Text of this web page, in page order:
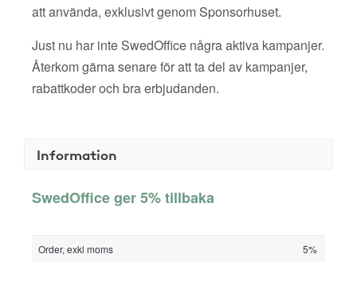
att använda, exklusivt genom Sponsorhuset.
Just nu har inte SwedOffice några aktiva kampanjer.
Återkom gärna senare för att ta del av kampanjer,
rabattkoder och bra erbjudanden.
Information
SwedOffice ger 5% tillbaka
Order, exkl moms 5%